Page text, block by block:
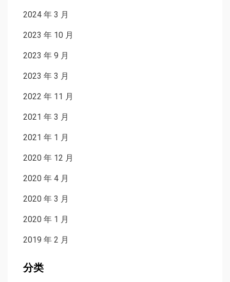
2024 年 3 月
2023 年 10 月
2023 年 9 月
2023 年 3 月
2022 年 11 月
2021 年 3 月
2021 年 1 月
2020 年 12 月
2020 年 4 月
2020 年 3 月
2020 年 1 月
2019 年 2 月
分类